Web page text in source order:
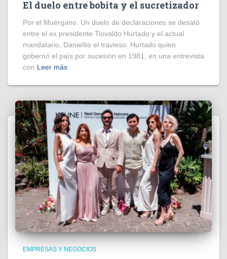
El duelo entre bobita y el sucretizador
Por el Muérgano. Un duelo de declaraciones se desató
entre el ex presidente Tiovaldo Hurtado y el actual
mandatario, Danielito el travieso. Hurtado quien
gobernó el país por sucesión en 1981, en una entrevista
con Leer más
EMPRESAS Y NEGOCIOS